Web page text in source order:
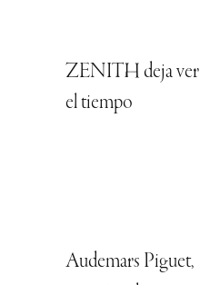
ZENITH deja ver
el tiempo
Audemars Piguet,